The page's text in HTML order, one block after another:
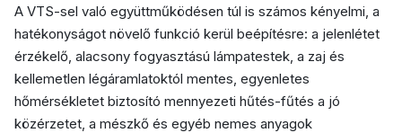
A VTS-sel való együttműködésen túl is számos kényelmi, a
hatékonyságot növelő funkció kerül beépítésre: a jelenlétet
érzékelő, alacsony fogyasztású lámpatestek, a zaj és
kellemetlen légáramlatoktól mentes, egyenletes
hőmérsékletet biztosító mennyezeti hűtés-fűtés a jó
közérzetet, a mészkő és egyéb nemes anyagok